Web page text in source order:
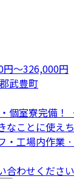
〜326,000円
武豊町
個室寮完備
なことに使え
・工場内作業
合わせください